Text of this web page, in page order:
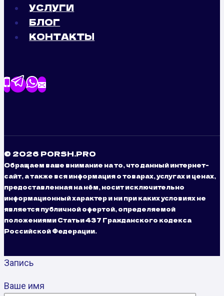
УСЛУГИ
БЛОГ
КОНТАКТЫ
© 2026 PORSH.PRO
Обращаем ваше внимание на то, что данный интернет-
сайт, а также вся информация о товарах, услугах и ценах,
предоставленная на нём, носит исключительно
информационный характер и ни при каких условиях не
является публичной офертой, определяемой
положениями Статьи 437 Гражданского кодекса
Российской Федерации.
Запись
Ваше имя